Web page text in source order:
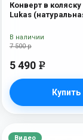
Конверт в
Lukas
7 500 р
5 490 e
Купить
В наличии
Видео